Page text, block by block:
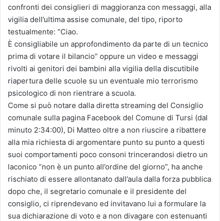
confronti dei consiglieri di maggioranza con messaggi, alla
vigilia dell’ultima assise comunale, del tipo, riporto
testualmente: “Ciao.
È consigliabile un approfondimento da parte di un tecnico
prima di votare il bilancio” oppure un video e messaggi
rivolti ai genitori dei bambini alla vigilia della discutibile
riapertura delle scuole su un eventuale mio terrorismo
psicologico di non rientrare a scuola.
Come si può notare dalla diretta streaming del Consiglio
comunale sulla pagina Facebook del Comune di Tursi (dal
minuto 2:34:00), Di Matteo oltre a non riuscire a ribattere
alla mia richiesta di argomentare punto su punto a questi
suoi comportamenti poco consoni trincerandosi dietro un
laconico “non è un punto all’ordine del giorno”, ha anche
rischiato di essere allontanato dall’aula dalla forza pubblica
dopo che, il segretario comunale e il presidente del
consiglio, ci riprendevano ed invitavano lui a formulare la
sua dichiarazione di voto e a non divagare con estenuanti